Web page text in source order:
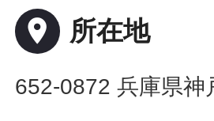
place 所在地
652-0872 兵庫県神